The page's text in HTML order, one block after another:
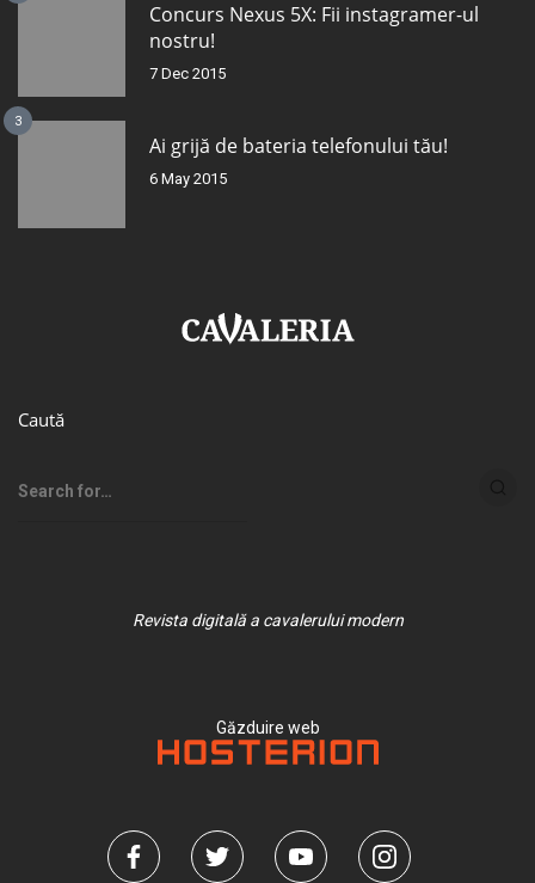
Concurs Nexus 5X: Fii instagramer-ul
nostru!
7 Dec 2015
3
Ai grijă de bateria telefonului tău!
6 May 2015
Caută
Revista digitală a cavalerului modern
Găzduire web